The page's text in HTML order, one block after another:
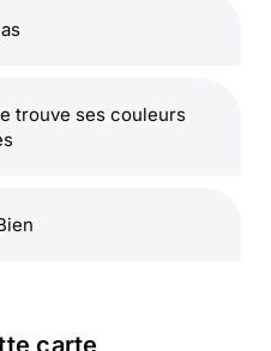
Je trouve ses couleurs
carte